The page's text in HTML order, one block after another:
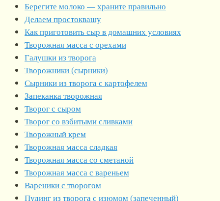
Берегите молоко — храните правильно
Делаем простоквашу
Как приготовить сыр в домашних условиях
Творожная масса с орехами
Галушки из творога
Творожники (сырники)
Сырники из творога с картофелем
Запеканка творожная
Творог с сыром
Творог со взбитыми сливками
Творожный крем
Творожная масса сладкая
Творожная масса со сметаной
Творожная масса с вареньем
Вареники с творогом
Пудинг из творога с изюмом (запеченный)